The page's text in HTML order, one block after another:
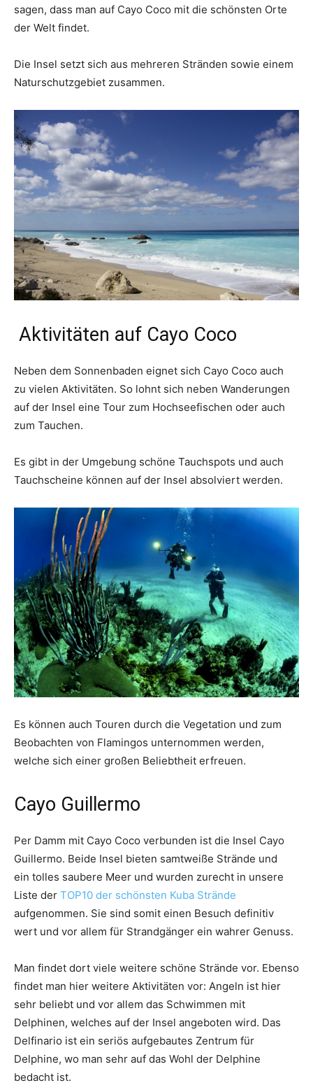
sagen, dass man auf Cayo Coco mit die schönsten Orte
der Welt findet.
Die Insel setzt sich aus mehreren Stränden sowie einem
Naturschutzgebiet zusammen.
Aktivitäten auf Cayo Coco
Neben dem Sonnenbaden eignet sich Cayo Coco auch
zu vielen Aktivitäten. So lohnt sich neben Wanderungen
auf der Insel eine Tour zum Hochseefischen oder auch
zum Tauchen.
Es gibt in der Umgebung schöne Tauchspots und auch
Tauchscheine können auf der Insel absolviert werden.
Es können auch Touren durch die Vegetation und zum
Beobachten von Flamingos unternommen werden,
welche sich einer großen Beliebtheit erfreuen.
Cayo Guillermo
Per Damm mit Cayo Coco verbunden ist die Insel Cayo
Guillermo. Beide Insel bieten samtweiße Strände und
ein tolles saubere Meer und wurden zurecht in unsere
Liste der TOP10 der schönsten Kuba Strände
aufgenommen. Sie sind somit einen Besuch definitiv
wert und vor allem für Strandgänger ein wahrer Genuss.
Man findet dort viele weitere schöne Strände vor. Ebenso
findet man hier weitere Aktivitäten vor: Angeln ist hier
sehr beliebt und vor allem das Schwimmen mit
Delphinen, welches auf der Insel angeboten wird. Das
Delfinario ist ein seriös aufgebautes Zentrum für
Delphine, wo man sehr auf das Wohl der Delphine
bedacht ist.